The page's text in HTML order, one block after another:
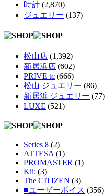
時計 (2,870)
ジュエリー (137)
松山店 (1,392)
新居浜店 (602)
PRIVE tc (666)
松山 ジュエリー (86)
新居浜 ジュエリー (77)
LUXE (521)
Series 8 (2)
ATTESA (1)
PROMASTER (1)
Kii: (3)
The CITIZEN (3)
■ユーザーボイス (356)